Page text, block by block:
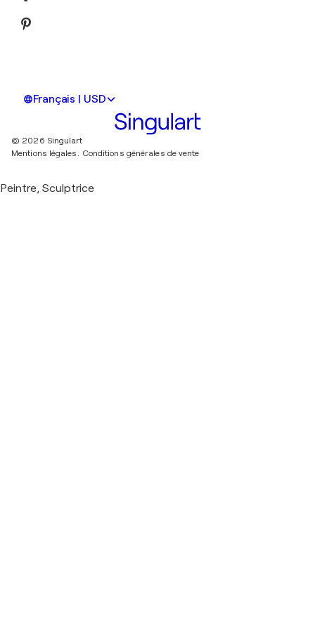
Français | USD
© 2026 Singulart
Mentions légales.
Conditions générales de vente
Peintre, Sculptrice